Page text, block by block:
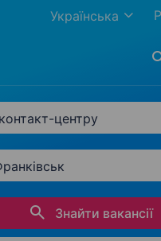
Українська
центру
Знайти вакансії